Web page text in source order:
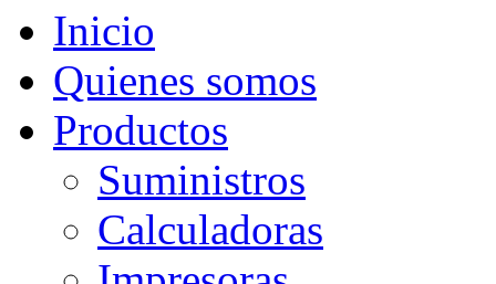
Inicio
Quienes somos
Productos
Suministros
Calculadoras